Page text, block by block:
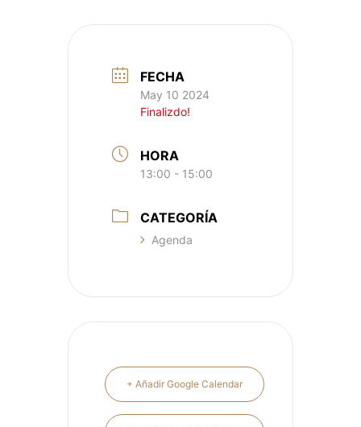
FECHA
May 10 2024
Finalizdo!
HORA
13:00 - 15:00
CATEGORÍA
Agenda
+ Añadir Google Calendar